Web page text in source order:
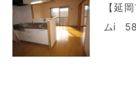
【延
ムi